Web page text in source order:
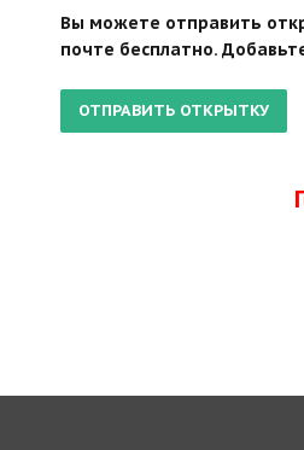
Вы можете отправить
почте бесплатно.